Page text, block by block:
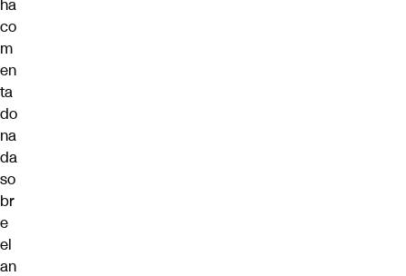
ha
co
m
en
ta
do
na
da
so
br
e
el
an